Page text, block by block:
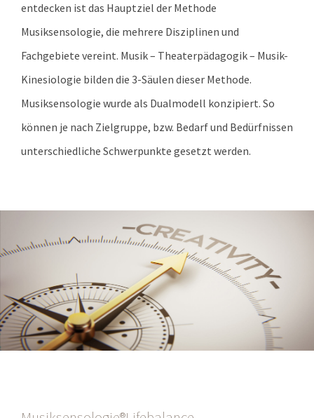
entdecken ist das Hauptziel der Methode
Musiksensologie, die mehrere Disziplinen und
Fachgebiete vereint. Musik – Theaterpädagogik – Musik-
Kinesiologie bilden die 3-Säulen dieser Methode.
Musiksensologie wurde als Dualmodell konzipiert. So
können je nach Zielgruppe, bzw. Bedarf und Bedürfnissen
unterschiedliche Schwerpunkte gesetzt werden.